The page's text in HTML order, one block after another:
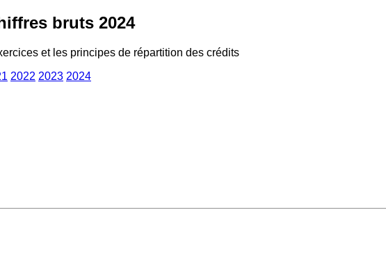
bruts 2024
et les principes de répartition des crédits
2022 2023 2024